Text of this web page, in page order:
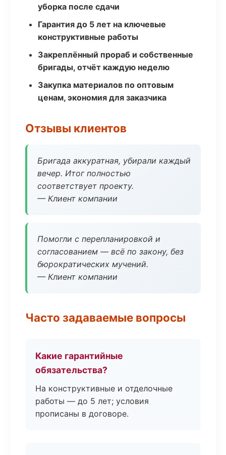
уборка после сдачи
Гарантия до 5 лет на ключевые
конструктивные работы
Закреплённый прораб и собственные
бригады, отчёт каждую неделю
Закупка материалов по оптовым
ценам, экономия для заказчика
Отзывы клиентов
Бригада аккуратная, убирали каждый
вечер. Итог полностью
соответствует проекту.
— Клиент компании
Помогли с перепланировкой и
согласованием — всё по закону, без
бюрократических мучений.
— Клиент компании
Часто задаваемые вопросы
Какие гарантийные
обязательства?
На конструктивные и отделочные
работы — до 5 лет; условия
прописаны в договоре.